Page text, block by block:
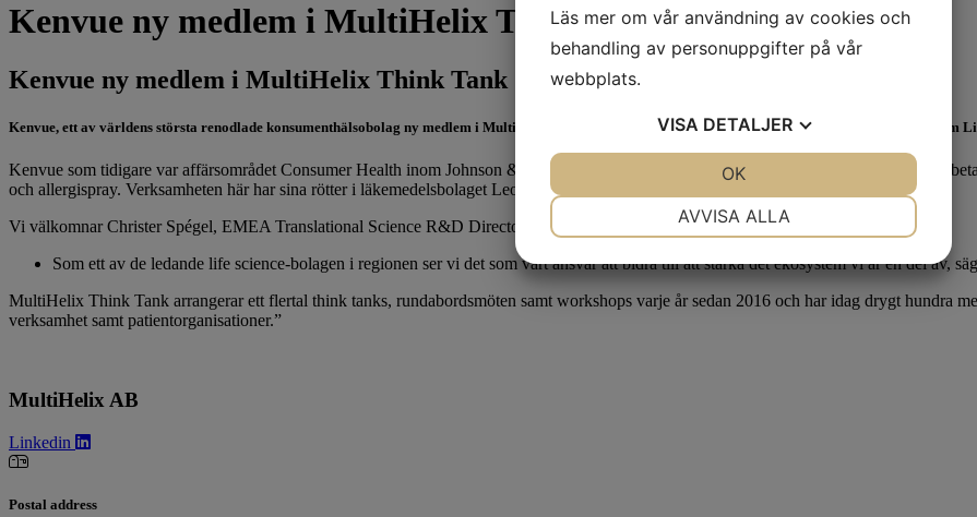
Kenvue ny medlem i MultiHelix Think Tank
Kenvue ny medlem i MultiHelix Think Tank
Kenvue, ett av världens största renodlade konsumenthälsobolag ny medlem i MultiHelix Think Tank. Bolaget tillverkar av en rad välkända produkter som
Kenvue som tidigare var affärsområdet Consumer Health inom Johnson & Johnson, har 22 000 anställda i en rad länder. I Helsingborg
och allergispray. Verksamheten här har sina rötter i läkemedelsbolaget Leo som startade 1914.
Vi välkomnar Christer Spégel, EMEA Translational Science R&D Director och Helsingborg R&D Site Lead.
Som ett av de ledande life science-bolagen i regionen ser vi det som vårt ansvar att bidra till att stärka det ekosystem vi är en del av,
MultiHelix Think Tank arrangerar ett flertal think tanks, rundabordsmöten samt workshops varje år sedan 2016 och har idag drygt hundra
verksamhet samt patientorganisationer.”
MultiHelix AB
Linkedin
Postal address
Läs mer om vår användning av cookies och
behandling av personuppgifter på vår
webbplats.
VISA DETALJER
AVVISA ALLA
OK